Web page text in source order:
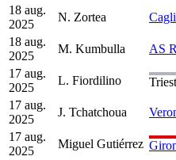
18 aug.
2025
N. Zortea
18 aug.
2025
M. Kumbulla AS
17 aug.
2025
L. Fiordilino
17 aug.
2025
J. Tchatchoua
17 aug.
2025
Miguel Gutiérrez